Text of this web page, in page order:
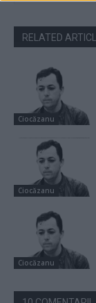
RELATED
Ciocăzanu
Ciocăzanu
Ciocăzanu